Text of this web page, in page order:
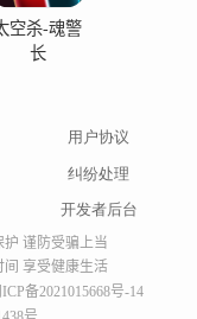
空杀-魂警
长
用户协议
纠纷处理
开发者后台
谨防受骗上当
享受健康生活
ICP备2021015668号-14